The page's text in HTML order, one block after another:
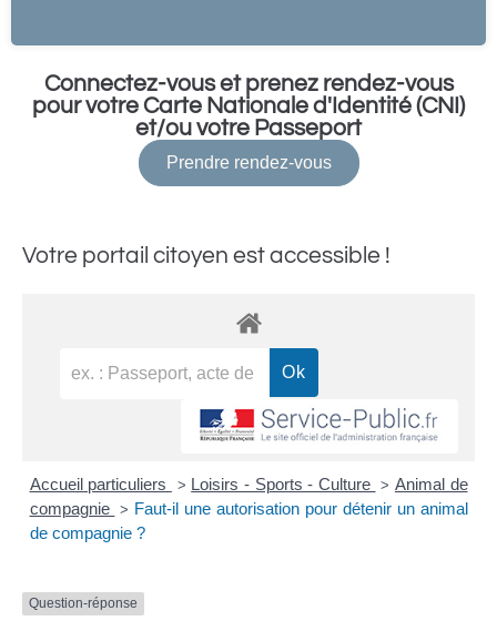
Connectez-vous et prenez rendez-vous
pour votre Carte Nationale d'Identité (CNI)
et/ou votre Passeport
Prendre rendez-vous
Votre portail citoyen est accessible !
Accueil particuliers > Loisirs - Sports - Culture > Animal de
compagnie > Faut-il une autorisation pour détenir un animal
de compagnie ?
Question-réponse